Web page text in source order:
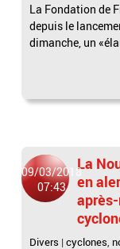
La Fondation de
depuis le
dimanche, un
09/03/2018
07:43
La
en
Divers |cyclones,